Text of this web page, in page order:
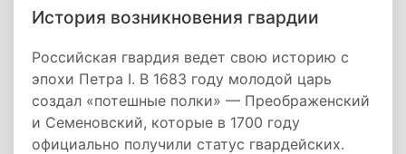
История возникновения гвардии
Российская гвардия ведет свою историю с
эпохи Петра I. В 1683 году молодой царь
создал «потешные полки» — Преображенский
и Семеновский, которые в 1700 году
официально получили статус гвардейских.